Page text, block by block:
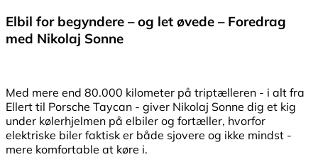
Elbil for begyndere – og let øvede – Foredrag
med Nikolaj Sonne
Med mere end 80.000 kilometer på triptælleren - i alt fra
Ellert til Porsche Taycan - giver Nikolaj Sonne dig et kig
under kølerhjelmen på elbiler og fortæller, hvorfor
elektriske biler faktisk er både sjovere og ikke mindst -
mere komfortable at køre i.